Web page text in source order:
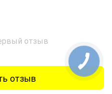
отзыв
отзыв